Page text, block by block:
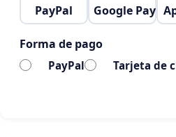
PayPal Google Pay
Forma de pago
PayPal Tarjeta de